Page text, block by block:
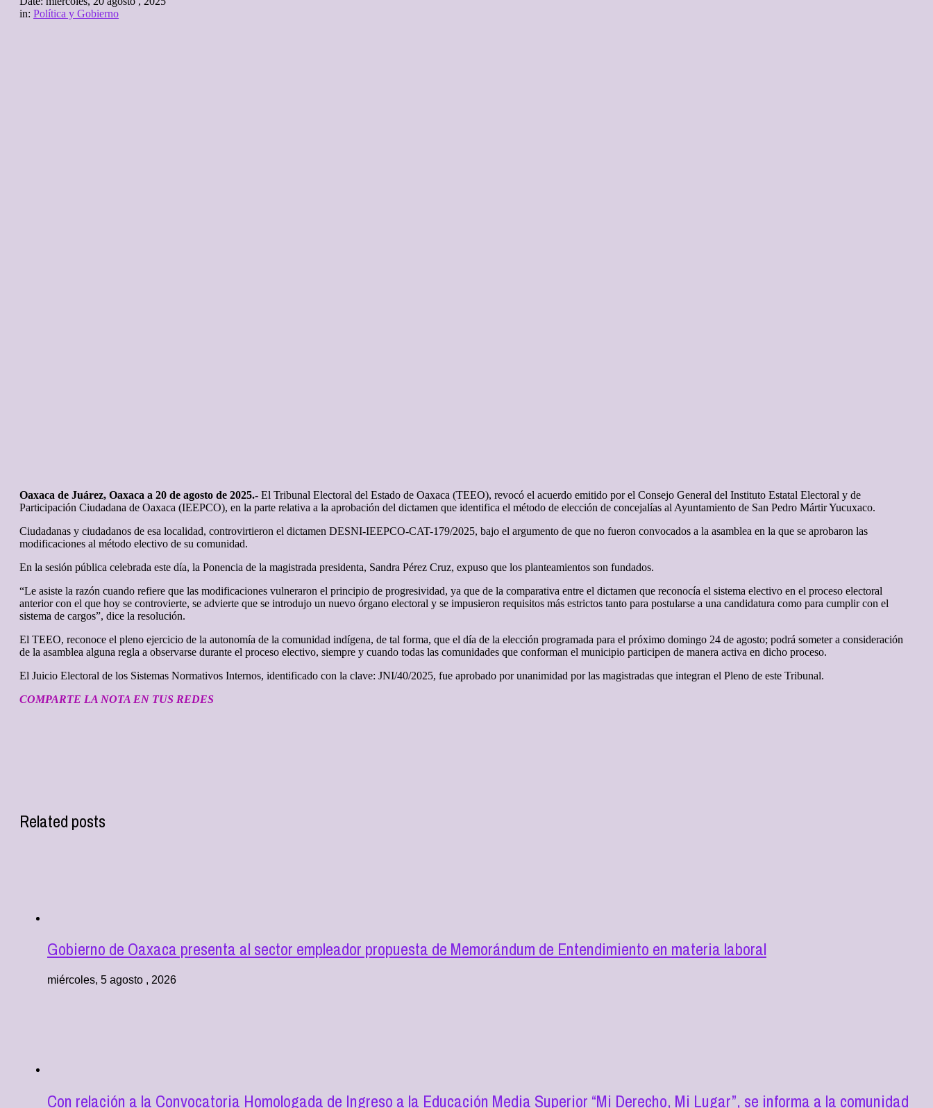
in: Política y Gobierno
Oaxaca de Juárez, Oaxaca a 20 de agosto de 2025.- El Tribunal Electoral del Estado de Oaxaca (TEEO), revocó el acuerdo emitido por el Consejo General del Instituto Estatal Electoral y de
Participación Ciudadana de Oaxaca (IEEPCO), en la parte relativa a la aprobación del dictamen que identifica el método de elección de concejalías al Ayuntamiento de San Pedro Mártir Yucuxaco.
Ciudadanas y ciudadanos de esa localidad, controvirtieron el dictamen DESNI-IEEPCO-CAT-179/2025, bajo el argumento de que no fueron convocados a la asamblea en la que se aprobaron las
modificaciones al método electivo de su comunidad.
En la sesión pública celebrada este día, la Ponencia de la magistrada presidenta, Sandra Pérez Cruz, expuso que los planteamientos son fundados.
“Le asiste la razón cuando refiere que las modificaciones vulneraron el principio de progresividad, ya que de la comparativa entre el dictamen que reconocía el sistema electivo en el proceso electoral
anterior con el que hoy se controvierte, se advierte que se introdujo un nuevo órgano electoral y se impusieron requisitos más estrictos tanto para postularse a una candidatura como para cumplir con el
sistema de cargos”, dice la resolución.
El TEEO, reconoce el pleno ejercicio de la autonomía de la comunidad indígena, de tal forma, que el día de la elección programada para el próximo domingo 24 de agosto; podrá someter a consideración
de la asamblea alguna regla a observarse durante el proceso electivo, siempre y cuando todas las comunidades que conforman el municipio participen de manera activa en dicho proceso.
El Juicio Electoral de los Sistemas Normativos Internos, identificado con la clave: JNI/40/2025, fue aprobado por unanimidad por las magistradas que integran el Pleno de este Tribunal.
COMPARTE LA NOTA EN TUS REDES
Related posts
Gobierno de Oaxaca presenta al sector empleador propuesta de Memorándum de Entendimiento en materia laboral
miércoles, 5 agosto , 2026
Con relación a la Convocatoria Homologada de Ingreso a la Educación Media Superior “Mi Derecho, Mi Lugar”, se informa a la comunidad